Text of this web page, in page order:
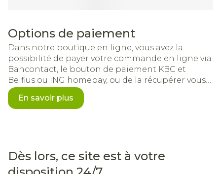
Options de paiement
Dans notre boutique en ligne, vous avez la
possibilité de payer votre commande en ligne via
Bancontact, le bouton de paiement KBC et
Belfius ou ING homepay, ou de la récupérer vous-
même.
En savoir plus
Dès lors, ce site est à votre